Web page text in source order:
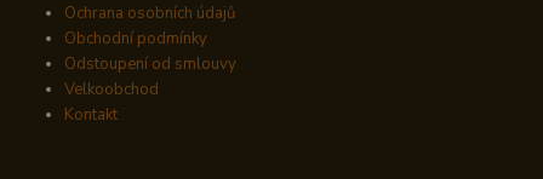
Ochrana osobních údajů
Obchodní podmínky
Odstoupení od smlouvy
Velkoobchod
Kontakt